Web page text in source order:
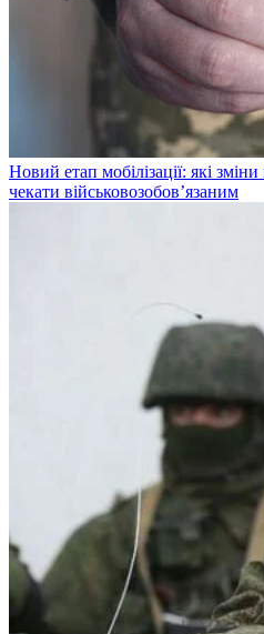
Новий етап мобілізації: які
чекати військовозобов’язаним